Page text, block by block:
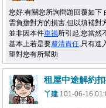
您好:有關您所詢問題回覆如下
需負擔對方的損害,但以填補對
並非因本件車禍所引起,您當然
基本上若是要釐清責任,只有進
望對您有所幫助
租屋中途解約
丫建 101-06-16